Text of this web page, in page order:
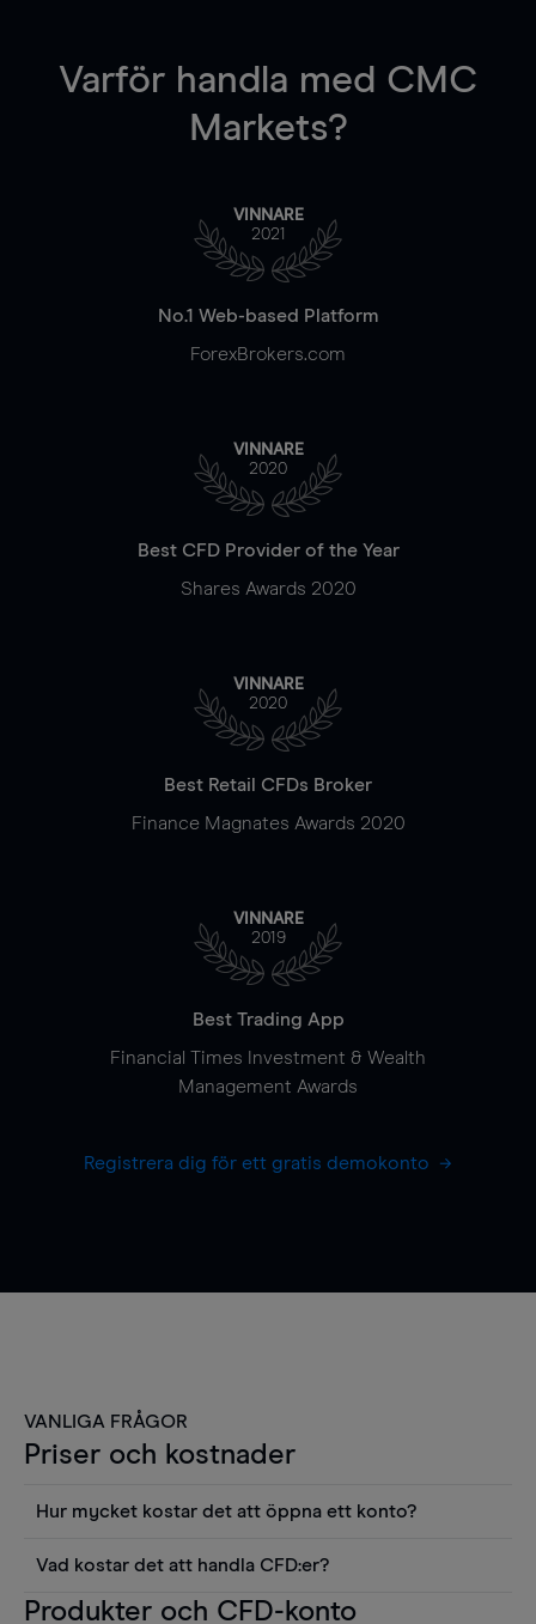
Varför handla med CMC
Markets?
VINNARE
2021
No.1 Web-based Platform
ForexBrokers.com
VINNARE
2020
Best CFD Provider of the Year
Shares Awards 2020
VINNARE
2020
Best Retail CFDs Broker
Finance Magnates Awards 2020
VINNARE
2019
Best Trading App
Financial Times Investment & Wealth
Management Awards
Registrera dig för ett gratis demokonto
VANLIGA FRÅGOR
Priser och kostnader
Hur mycket kostar det att öppna ett konto?
använda sådana verktyg som diagram, Reuters
Vad kostar det att handla CFD:er?
Det är en rad kostnader att tänka på när man
Produkter och CFD-konto